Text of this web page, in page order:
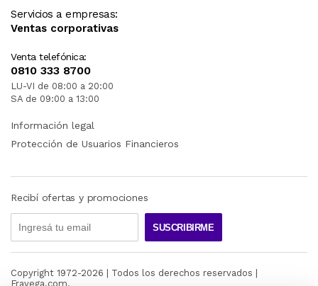
Servicios a empresas:
Ventas corporativas
Venta telefónica:
0810 333 8700
LU-VI de 08:00 a 20:00
SA de 09:00 a 13:00
Información legal
Protección de Usuarios Financieros
Recibí ofertas y promociones
SUSCRIBIRME
Copyright 1972-2026 | Todos los derechos reservados |
Fravega.com.